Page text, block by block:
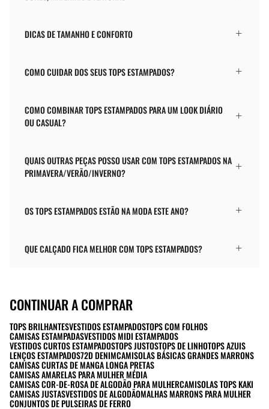
DICAS DE TAMANHO E CONFORTO
COMO CUIDAR DOS SEUS TOPS ESTAMPADOS?
COMO COMBINAR TOPS ESTAMPADOS PARA UM LOOK DIÁRIO
OU CASUAL?
QUAIS OUTRAS PEÇAS POSSO USAR COM TOPS ESTAMPADOS NA
PRIMAVERA/VERÃO/INVERNO?
OS TOPS ESTAMPADOS ESTÃO NA MODA ESTE ANO?
QUE CALÇADO FICA MELHOR COM TOPS ESTAMPADOS?
CONTINUAR A COMPRAR
TOPS BRILHANTESVESTIDOS ESTAMPADOSTOPS COM FOLHOS
CAMISAS ESTAMPADASVESTIDOS MIDI ESTAMPADOS
VESTIDOS CURTOS ESTAMPADOSTOPS JUSTOSTOPS DE LINHOTOPS AZUIS
LENÇOS ESTAMPADOS72D DENIMCAMISOLAS BÁSICAS GRANDES MARRONS
CAMISAS CURTAS DE MANGA LONGA PRETAS
CAMISAS AMARELAS PARA MULHER MÉDIA
CAMISAS COR-DE-ROSA DE ALGODÃO PARA MULHERCAMISOLAS TOPS KAKI
CAMISAS JUSTASVESTIDOS DE ALGODÃOMALHAS MARRONS PARA MULHER
CONJUNTOS DE PULSEIRAS DE FERRO